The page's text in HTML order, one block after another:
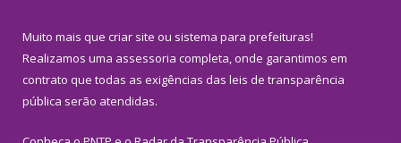
Muito mais que criar site ou sistema para prefeituras!
Realizamos uma assessoria completa, onde garantimos em
contrato que todas as exigências das leis de transparência
pública serão atendidas.